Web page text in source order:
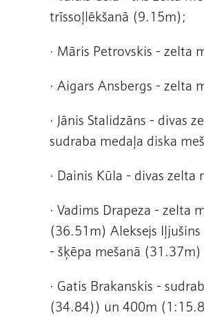
trīssoļlēkšanā (9.15m);
· Māris Petrovskis -
· Aigars Ansbergs -
· Jānis Stalidzāns -
sudraba medaļa diska
· Dainis Kūla - divas
· Vadims Drapeza - zelta
(36.51m) Aleksejs
- šķēpa mešanā
· Gatis Brakanskis -
(34.84)) un 400m